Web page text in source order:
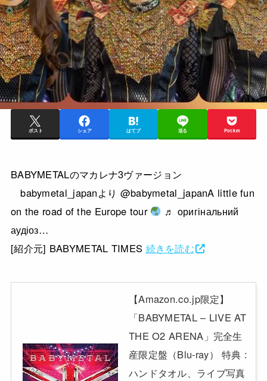
ポスト シェア はてブ 送る Pocket
BABYMETALのマカレナ3ヴァージョン
babymetal_japanより @babymetal_japanA little fun
on the road of the Europe tour
♬ оригінальний
аудіоз…
[紹介元] BABYMETAL TIMES 続きを読む
【Amazon.co.jp限定】
「BABYMETAL – LIVE AT
THE O2 ARENA」完全生
産限定盤（Blu-ray） 特典 :
ハンドタオル、ライブ写真